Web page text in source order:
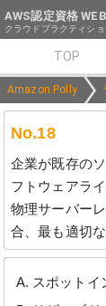
AWS認定資格
クラウドプラクティショ
TOP
Amazon Polly
No.18
企業が既存の
フトウェアラ
物理サーバー
合、最も適切
スポットイ